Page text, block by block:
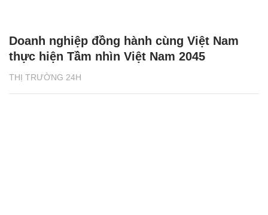
THỊ TRƯỜNG 24H
Doanh nghiệp đồng hành cùng Việt Nam
thực hiện Tầm nhìn Việt Nam 2045